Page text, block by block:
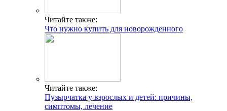
Читайте также:
Что нужно купить для новорожденного
Читайте также:
Пузырчатка у взрослых и детей: причины,
симптомы, лечение